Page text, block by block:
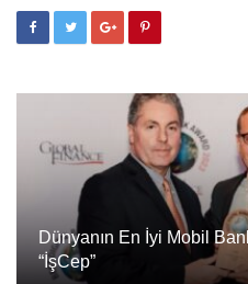
Dünyanın En İyi Mobil
“İşCep”